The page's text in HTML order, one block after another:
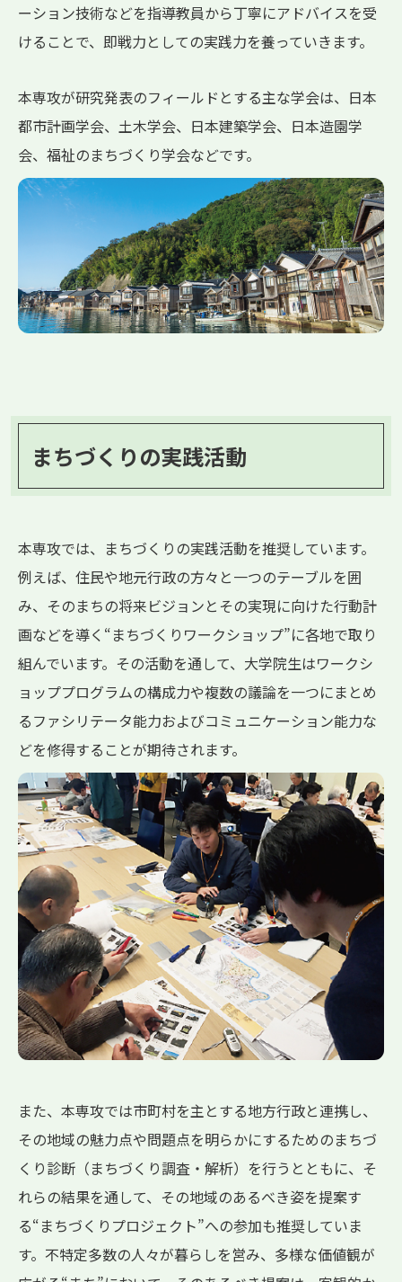
ーション技術などを指導教員から丁寧にアドバイスを受
けることで、即戦力としての実践力を養っていきます。
本専攻が研究発表のフィールドとする主な学会は、日本
都市計画学会、土木学会、日本建築学会、日本造園学
会、福祉のまちづくり学会などです。
まちづくりの実践活動
本専攻では、まちづくりの実践活動を推奨しています。
例えば、住民や地元行政の方々と一つのテーブルを囲
み、そのまちの将来ビジョンとその実現に向けた行動計
画などを導く“まちづくりワークショップ”に各地で取り
組んでいます。その活動を通して、大学院生はワークシ
ョッププログラムの構成力や複数の議論を一つにまとめ
るファシリテータ能力およびコミュニケーション能力な
どを修得することが期待されます。
また、本専攻では市町村を主とする地方行政と連携し、
その地域の魅力点や問題点を明らかにするためのまちづ
くり診断（まちづくり調査・解析）を行うとともに、そ
れらの結果を通して、その地域のあるべき姿を提案す
る“まちづくりプロジェクト”への参加も推奨していま
す。不特定多数の人々が暮らしを営み、多様な価値観が